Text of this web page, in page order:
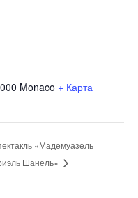
Monaco + Карта
«Мадемуазель
Шанель»